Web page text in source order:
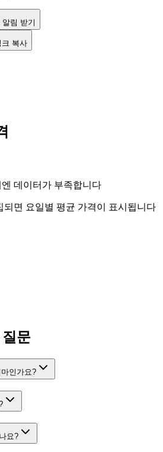
림 받기
크 복사
데이터가 부족합니다
되면 요일별 평균 가격이 표시됩니다
문
인가요?
요?